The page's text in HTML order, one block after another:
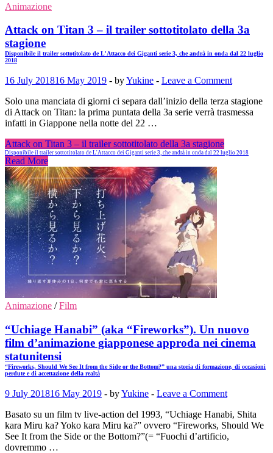
Animazione
Attack on Titan 3 – il trailer sottotitolato della 3a
stagione
Disponibile il trailer sottotitolato de L'Attacco dei Giganti serie 3, che andrà in onda dal 22 luglio
2018
16 July 201816 May 2019 - byYukine - Leave a Comment
Solo una manciata di giorni ci separa dall’inizio della terza stagione
di Attack on Titan: la prima puntata della 3a serie verrà trasmessa
infatti in Giappone nella notte del 22 …
Attack on Titan 3 – il trailer sottotitolato della 3a stagione
Disponibile il trailer sottotitolato de L'Attacco dei Giganti serie 3, che andrà in onda dal 22 luglio 2018
Read More
Animazione /Film
“Uchiage Hanabi” (aka “Fireworks”). Un nuovo
film d’animazione giapponese approda nei cinema
statunitensi
“Fireworks, Should We See It from the Side or the Bottom?” una storia di formazione, di occasioni
perdute e di accettazione della realtà
9 July 201816 May 2019 - byYukine - Leave a Comment
Basato su un film tv live-action del 1993, “Uchiage Hanabi, Shita
kara Miru ka? Yoko kara Miru ka?” ovvero “Fireworks, Should We
See It from the Side or the Bottom?”(= “Fuochi d’artificio,
dovremmo …